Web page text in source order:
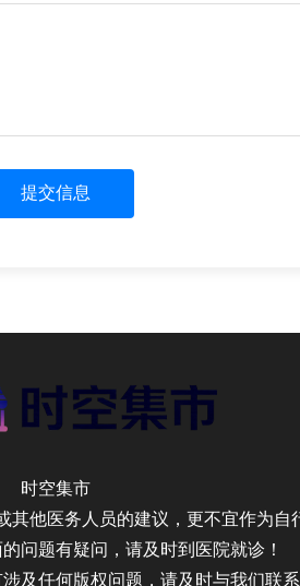
提交信息
时空集市
其他医务人员的建议，更不宜作为自
问题有疑问，请及时到医院就诊！
及任何版权问题，请及时与我们联